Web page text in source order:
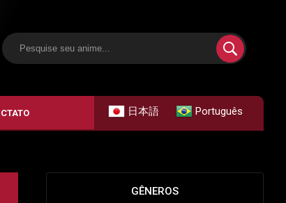
日本語 Português
GÊNEROS